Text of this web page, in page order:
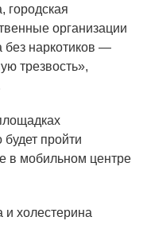
городская
организации
без наркотиков —
трезвость»,
пройти
в мобильном центре
холестерина